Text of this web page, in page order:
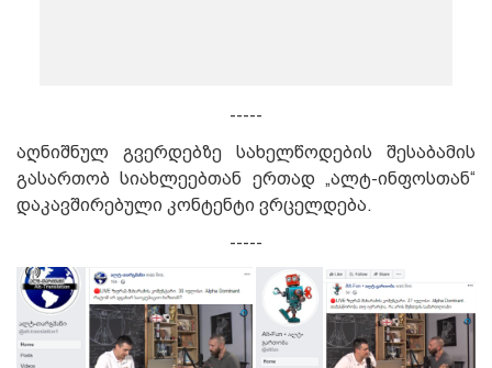
-----
აღნიშნულ გვერდებზე სახელწოდების შესაბამის
გასართობ სიახლეებთან ერთად „ალტ-ინფოსთან“
დაკავშირებული კონტენტი ვრცელდება.
-----